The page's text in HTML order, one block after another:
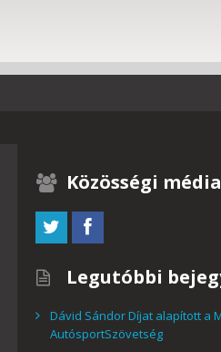
Közösségi média
Legutóbbi
Dávid Sándor Díjat alapított a
AutósportSzövetség